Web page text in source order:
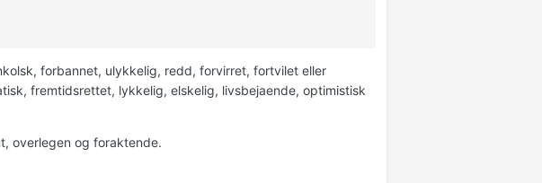
forbannet, ulykkelig, redd, forvirret, fortvilet eller
fremtidsrettet, lykkelig, elskelig, livsbejaende, optimistisk
overlegen og foraktende.